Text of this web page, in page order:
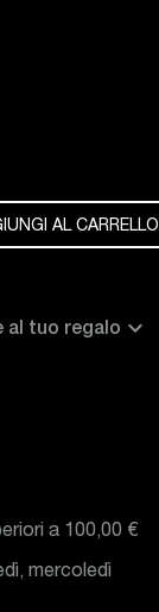
AL CARRELLO
al tuo regalo expand_more
a 100,00 €
mercoledì